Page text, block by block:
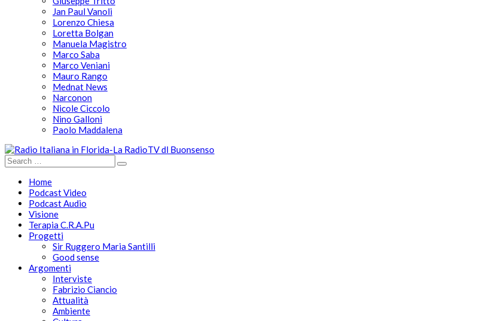
Jan Paul Vanoli
Lorenzo Chiesa
Loretta Bolgan
Manuela Magistro
Marco Saba
Marco Veniani
Mauro Rango
Mednat News
Narconon
Nicole Ciccolo
Nino Galloni
Paolo Maddalena
Home
Podcast Video
Podcast Audio
Visione
Terapia C.R.A.Pu
Progetti
Sir Ruggero Maria Santilli
Good sense
Argomenti
Interviste
Fabrizio Ciancio
Attualità
Ambiente